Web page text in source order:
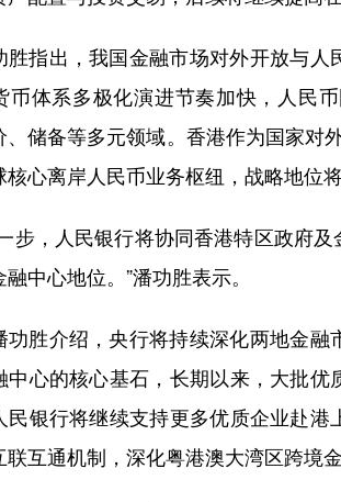
出，我国金融市场对外开放与人
币体系多极化演进节奏加快，人民
、储备等多元领域。香港作为国家对
核心离岸人民币业务枢纽，战略地位
，人民银行将协同香港特区政府及
中心地位。”潘功胜表示。
介绍，央行将持续深化两地金融
中心的核心基石，长期以来，大批
民银行将继续支持更多优质企业赴
联互通机制，深化粤港澳大湾区跨境